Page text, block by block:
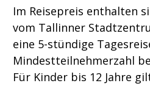
Im Reisepreis enthalten
vom Tallinner
eine 5-stündige
Mindestteilnehmerzahl
Für Kinder bis 12 Jahre